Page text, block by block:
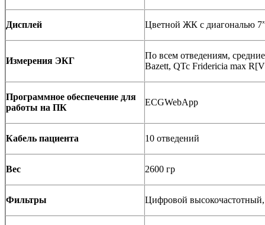
Дисплей Цветной ЖК с диагональю
Измерения ЭКГ
По всем отведениям,
Bazett, QTc Fridericia max
Программное обеспечение для
работы на ПК
ECGWebApp
Кабель пациента 10 отведений
Вес 2600 гр
Фильтры Цифровой